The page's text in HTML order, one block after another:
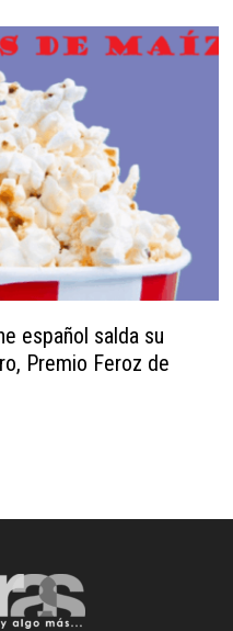
español salda su
Premio Feroz de